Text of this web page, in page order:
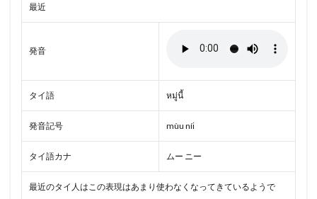
最近
発音
タイ語 หมู่นี้
発音記号 mùu níi
タイ語カナ ムー ニー
最近のタイ人はこの表現はあまり使わなくなってきているようで